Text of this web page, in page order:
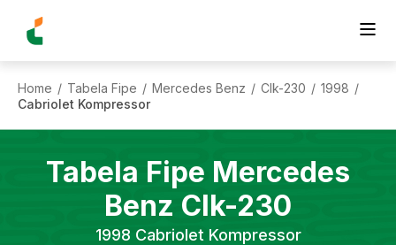
Home / Tabela Fipe / Mercedes Benz / Clk-230 / 1998 /
Cabriolet Kompressor
Tabela Fipe Mercedes
Benz Clk-230
1998 Cabriolet Kompressor